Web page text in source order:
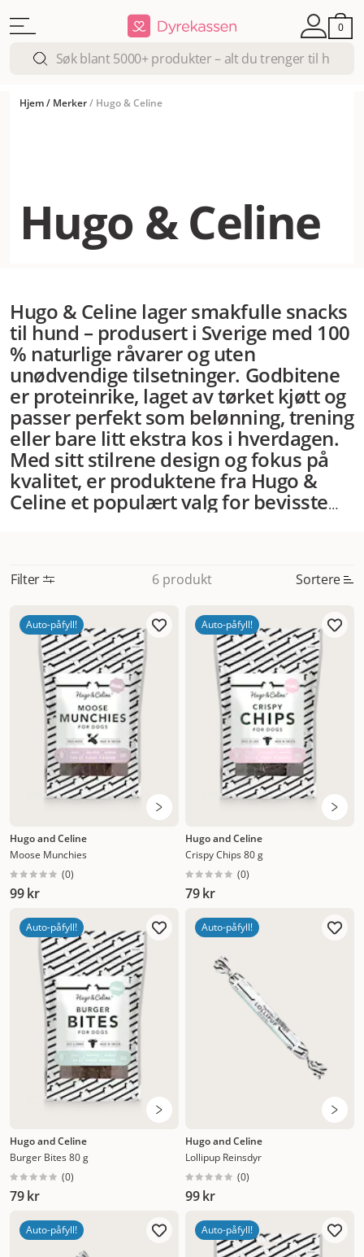
0
Hjem/ Merker/ Hugo & Celine
Hugo & Celine
Hugo & Celine lager smakfulle snacks
til hund – produsert i Sverige med 100
% naturlige råvarer og uten
unødvendige tilsetninger. Godbitene
er proteinrike, laget av tørket kjøtt og
passer perfekt som belønning, trening
eller bare litt ekstra kos i hverdagen.
Med sitt stilrene design og fokus på
kvalitet, er produktene fra Hugo &
Celine et populært valg for bevisste
uten korn, sukker eller kunstige
varianter.Hos Dyrekassen finner du
utvalgte snacks fra Hugo & Celine – et
smakfullt og trygt valg for hunder i
alle aldre og størrelser.
Filter 6 produkt Sortere
Mest relevant
Nytt
Høyest pris
Lavest pris
Tilbud
Auto-påfyll!
Hugo and Celine
Moose Munchies
(0)
99 kr
Auto-påfyll!
Hugo and Celine
Crispy Chips 80 g
(0)
79 kr
Auto-påfyll!
Hugo and Celine
Burger Bites 80 g
(0)
79 kr
Auto-påfyll!
Hugo and Celine
Lollipup Reinsdyr
(0)
99 kr
Auto-påfyll! Auto-påfyll!